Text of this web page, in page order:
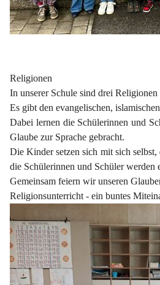
Religionen
In unserer Schule sind drei
Es gibt den evangelischen,
Dabei lernen die Schülerinnen und
Glaube zur Sprache gebracht.
Die Kinder setzen sich mit sich
die Schülerinnen und Schüler
Gemeinsam feiern wir unseren
Religionsunterricht - ein buntes